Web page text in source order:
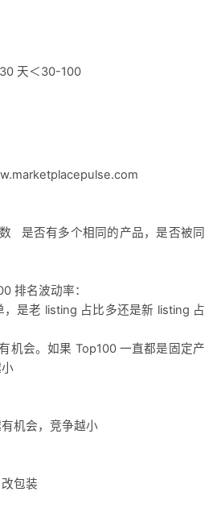
天＜30-100
是否有多个相同的产品，是否被同
排名波动率：
是老 listing 占比多还是新 listing 占
机会。如果 Top100 一直都是固定产
机会，竞争越小
包装